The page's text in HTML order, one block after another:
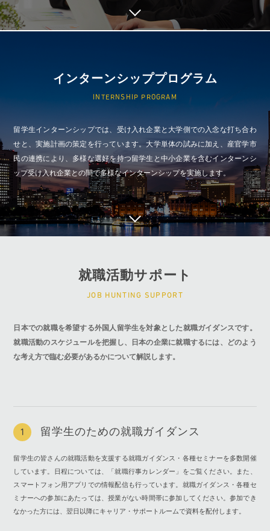
インターンシッププログラム
INTERNSHIP PROGRAM
留学生インターンシップでは、受け入れ企業と大学側での入念な打ち合わ
せと、実施計画の策定を行っています。大学単体の試みに加え、産官学市
民の連携により、多様な選好を持つ留学生と中小企業を含むインターンシ
ップ受け入れ企業との間で多様なインターンシップを実施します。
就職活動サポート
JOB HUNTING SUPPORT
日本での就職を希望する外国人留学生を対象とした就職ガイダンスです。
就職活動のスケジュールを把握し、日本の企業に就職するには、どのよう
な考え方で臨む必要があるかについて解説します。
1 留学生のための就職ガイダンス
留学生の皆さんの就職活動を支援する就職ガイダンス・各種セミナーを多数開催
しています。日程については、「就職行事カレンダー」をご覧ください。また、
スマートフォン用アプリでの情報配信も行っています。就職ガイダンス・各種セ
ミナーへの参加にあたっては、授業がない時間帯に参加してください。参加でき
なかった方には、翌日以降にキャリア・サポートルームで資料を配付します。